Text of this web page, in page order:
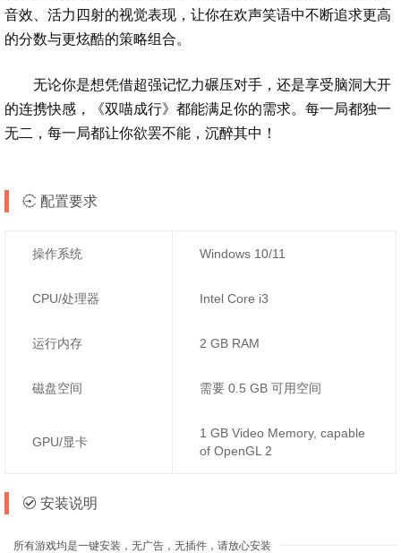
音效、活力四射的视觉表现，让你在欢声笑语中不断追求更高
的分数与更炫酷的策略组合。
无论你是想凭借超强记忆力碾压对手，还是享受脑洞大开
的连携快感，《双喵成行》都能满足你的需求。每一局都独一
无二，每一局都让你欲罢不能，沉醉其中！
配置要求
操作系统 Windows 10/11
CPU/处理器 Intel Core i3
运行内存 2 GB RAM
磁盘空间 需要 0.5 GB 可用空间
GPU/显卡
1 GB Video Memory, capable
of OpenGL 2
安装说明
所有游戏均是一键安装，无广告，无插件，请放心安装